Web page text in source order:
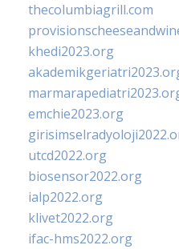
thecolumbiagrill.com
khedi2023.org
emchie2023.org
utcd2022.org
biosensor2022.org
ialp2022.org
klivet2022.org
ifac-hms2022.org